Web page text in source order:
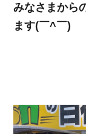
みなさまから
ます(￣^￣)ゞ